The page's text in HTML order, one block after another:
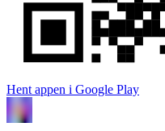
Hent appen i Google Play